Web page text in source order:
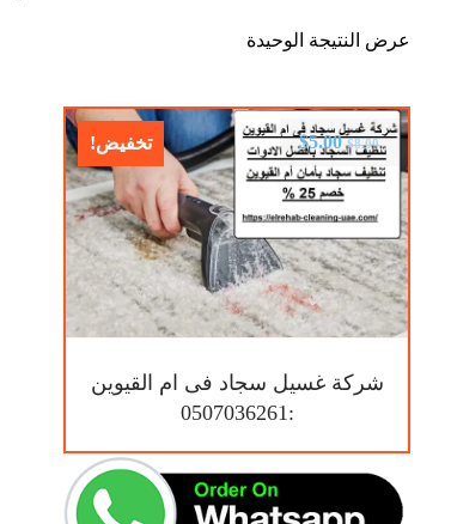
عرض النتيجة الوحيدة
تخفيض!
شركة غسيل سجاد فى ام القيوين
:0507036261
$8.00
$5.00